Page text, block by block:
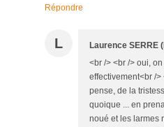
Répondre
L Laurence SERRE
<br /> <br /> oui,
effectivement<br />
pense, de la
quoique ... en
noué et les larmes